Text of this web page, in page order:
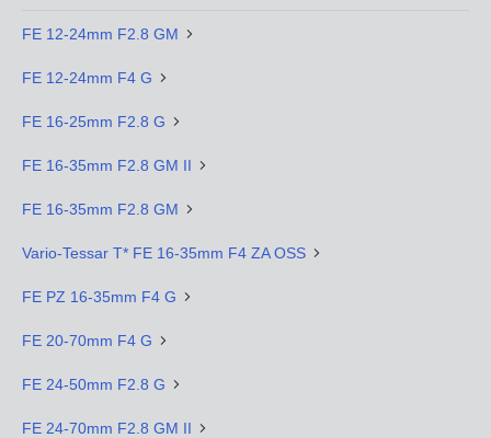
FE 12-24mm F2.8 GM
FE 12-24mm F4 G
FE 16-25mm F2.8 G
FE 16-35mm F2.8 GM II
FE 16-35mm F2.8 GM
Vario-Tessar T* FE 16-35mm F4 ZA OSS
FE PZ 16-35mm F4 G
FE 20-70mm F4 G
FE 24-50mm F2.8 G
FE 24-70mm F2.8 GM II